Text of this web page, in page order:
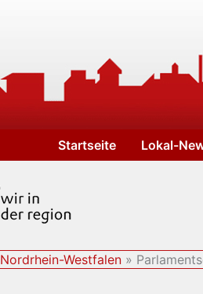
Startseite Lokal-
Nordrhein-Westfalen